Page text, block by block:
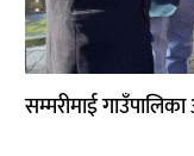
सम्मरीमाई